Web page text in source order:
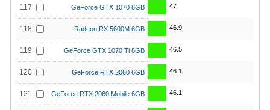
117 GeForce GTX 1070 8GB 47
118 Radeon RX 5600M 6GB 46.9
119 GeForce GTX 1070 Ti 8GB 46.5
120 GeForce RTX 2060 6GB 46.1
121 GeForce RTX 2060 Mobile 6GB 46.1